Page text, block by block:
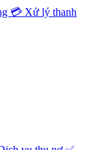
💳 Xử lý thanh